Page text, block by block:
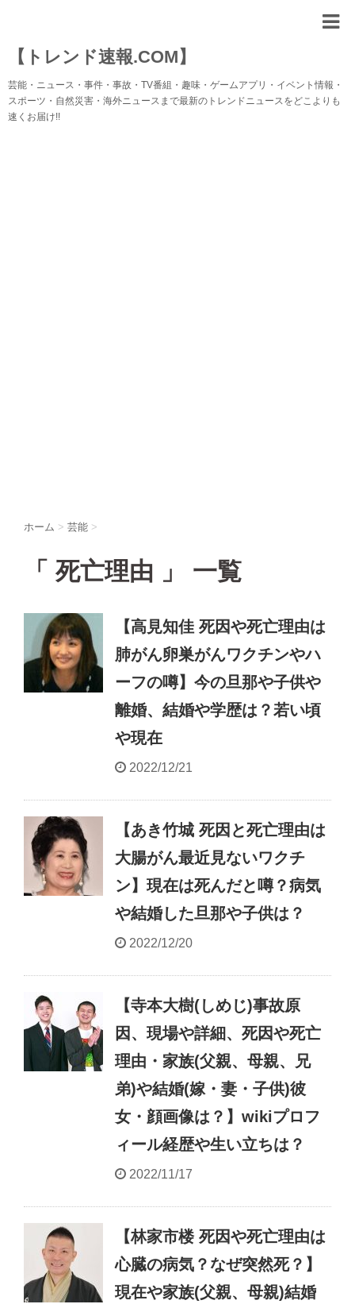
【トレンド速報.COM】
芸能・ニュース・事件・事故・TV番組・趣味・ゲームアプリ・イベント情報・
スポーツ・自然災害・海外ニュースまで最新のトレンドニュースをどこよりも
速くお届け!!
ホーム > 芸能 >
「 死亡理由 」 一覧
【高見知佳 死因や死亡理由は
肺がん卵巣がんワクチンやハ
ーフの噂】今の旦那や子供や
離婚、結婚や学歴は？若い頃
や現在
2022/12/21
【あき竹城 死因と死亡理由は
大腸がん最近見ないワクチ
ン】現在は死んだと噂？病気
や結婚した旦那や子供は？
2022/12/20
【寺本大樹(しめじ)事故原
因、現場や詳細、死因や死亡
理由・家族(父親、母親、兄
弟)や結婚(嫁・妻・子供)彼
女・顔画像は？】wikiプロフ
ィール経歴や生い立ちは？
2022/11/17
【林家市楼 死因や死亡理由は
心臓の病気？なぜ突然死？】
現在や家族(父親、母親)結婚